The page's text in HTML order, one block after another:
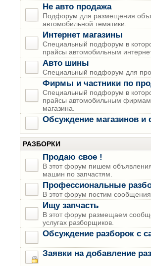
Не авто продажа
Подфорум для размещения
автомобильной тематики.
Интернет магазины
Специальный подфорум в
прайсы автомобильным
Авто шины
Специальный подфорум для
Фирмы и частники по
Специальный подфорум в
прайсы автомобильным фирмам
магазина.
Обсуждение магазинов и
РАЗБОРКИ
Продаю свое !
В этот форум пишем
машин по запчастям.
Профессиональные
В этот форум постим
Ищу запчасть
В этот форум размещаем
услугах разборщиков.
Обсуждение разборок с
Заявки на добавление